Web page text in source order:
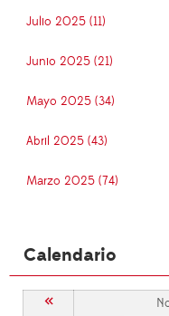
Julio 2025 (11)
Junio 2025 (21)
Mayo 2025 (34)
Abril 2025 (43)
Marzo 2025 (74)
Calendario
«